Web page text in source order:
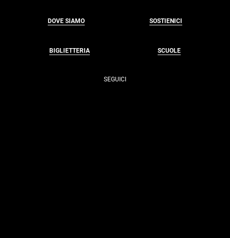
DOVE SIAMO SOSTIENICI
BIGLIETTERIA SCUOLE
SEGUICI